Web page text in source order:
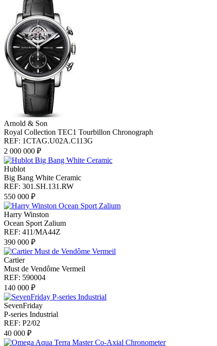
Arnold & Son
Royal Collection TEC1 Tourbillon Chronograph
REF: 1CTAG.U02A.C113G
2 000 000 ₽
Hublot
Big Bang White Ceramic
REF: 301.SH.131.RW
550 000 ₽
Harry Winston
Ocean Sport Zalium
REF: 411/MA44Z
390 000 ₽
Cartier
Must de Vendôme Vermeil
REF: 590004
140 000 ₽
SevenFriday
P-series Industrial
REF: P2/02
40 000 ₽